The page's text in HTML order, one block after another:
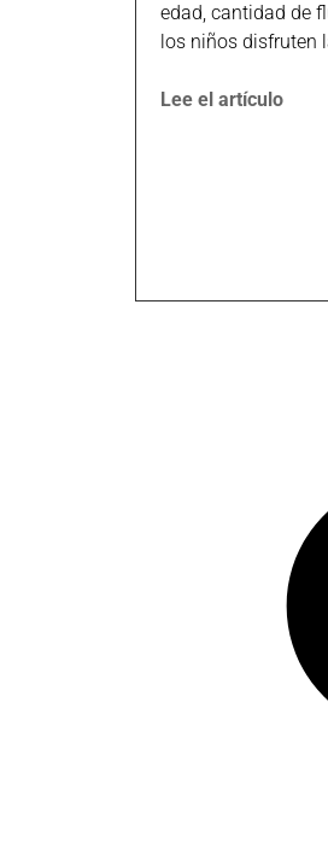
edad, cantidad de
los niños disfruten
Lee el artículo